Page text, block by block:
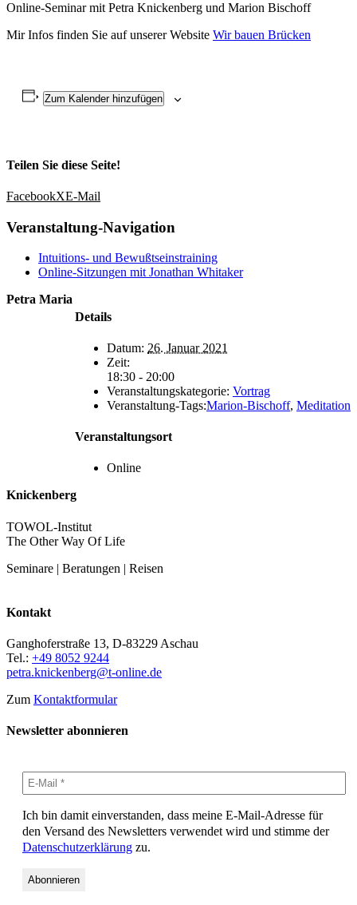
Online-Seminar mit Petra Knickenberg und Marion Bischoff
Mir Infos finden Sie auf unserer Website Wir bauen Brücken
Zum Kalender hinzufügen
Teilen Sie diese Seite!
FacebookXE-Mail
Veranstaltung-Navigation
Intuitions- und Bewußtseinstraining
Online-Sitzungen mit Jonathan Whitaker
Details
Datum: 26. Januar 2021
Zeit:
18:30 - 20:00
Veranstaltungskategorie: Vortrag
Veranstaltung-Tags:Marion-Bischoff, Meditation
Veranstaltungsort
Online
Petra Maria
Knickenberg
TOWOL-Institut
The Other Way Of Life
Seminare | Beratungen | Reisen
Kontakt
Ganghoferstraße 13, D-83229 Aschau
Tel.: +49 8052 9244
petra.knickenberg@t-online.de
Zum Kontaktformular
Newsletter abonnieren
Ich bin damit einverstanden, dass meine E-Mail-Adresse für
den Versand des Newsletters verwendet wird und stimme der
Datenschutzerklärung zu.